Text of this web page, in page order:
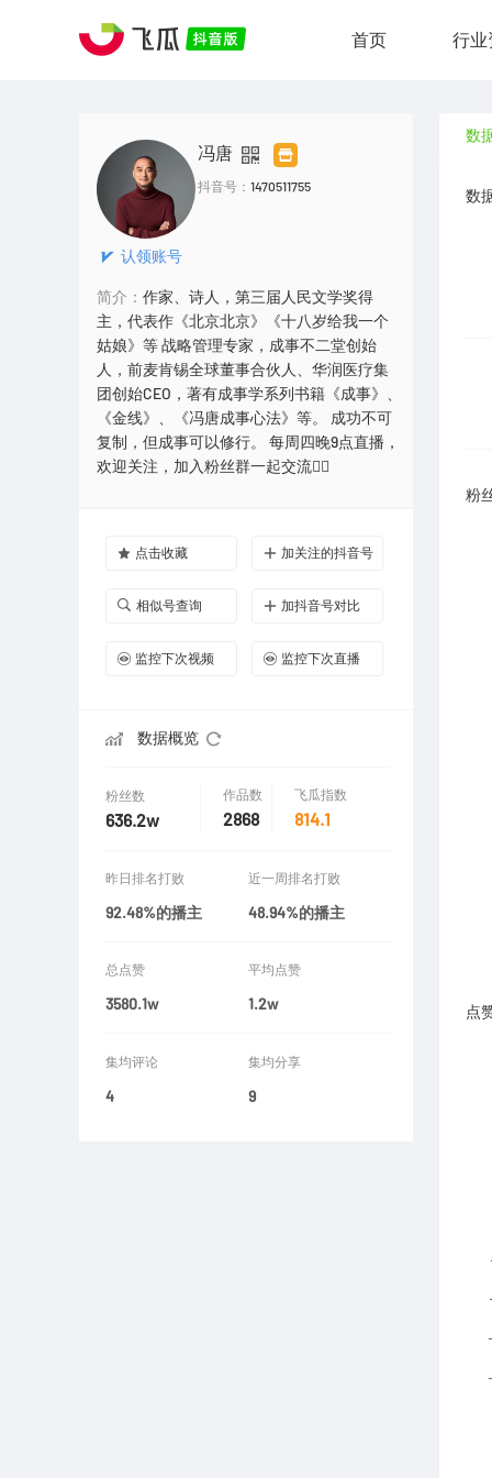
首页 行业
认领账号
冯唐
抖音号： 1470511755
简介： 作家、诗人，第三届人民文学奖得
主，代表作《北京北京》《十八岁给我一个
姑娘》等 战略管理专家，成事不二堂创始
人，前麦肯锡全球董事合伙人、华润医疗集
团创始CEO，著有成事学系列书籍《成事》、
《金线》、《冯唐成事心法》等。 成功不可
复制，但成事可以修行。 每周四晚9点直播，
欢迎关注，加入粉丝群一起交流👇🏻
点击收藏 加关注的抖音号
相似号查询 加抖音号对比
监控下次视频 监控下次直播
数据概览
粉丝数
636.2w
作品数
2868
飞瓜指数
814.1
昨日排名打败
92.48%的播主
近一周排名打败
48.94%的播主
总点赞
3580.1w
平均点赞
1.2w
集均评论
4
集均分享
9
数
数
粉
点